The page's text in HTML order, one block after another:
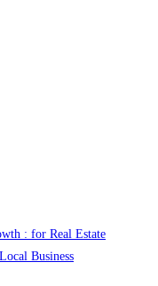
: for Real Estate
Business